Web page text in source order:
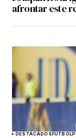
afrontar este
DESTACADOSFÚTBOL